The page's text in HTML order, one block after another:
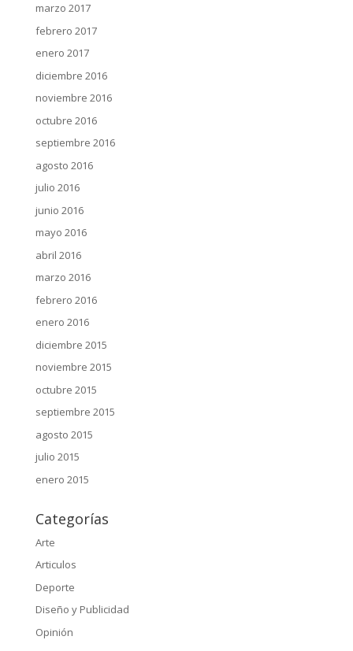
marzo 2017
febrero 2017
enero 2017
diciembre 2016
noviembre 2016
octubre 2016
septiembre 2016
agosto 2016
julio 2016
junio 2016
mayo 2016
abril 2016
marzo 2016
febrero 2016
enero 2016
diciembre 2015
noviembre 2015
octubre 2015
septiembre 2015
agosto 2015
julio 2015
enero 2015
Categorías
Arte
Articulos
Deporte
Diseño y Publicidad
Opinión